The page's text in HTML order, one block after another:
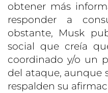
obtener más
responder a
obstante, Musk
social que creía
coordinado y/o un
del ataque, aunque
respalden su